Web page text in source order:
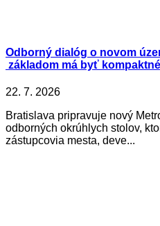
Odborný dialóg o novom
základom má byť
22. 7. 2026
Bratislava pripravuje nový
odborných okrúhlych stolov,
zástupcovia mesta, deve...